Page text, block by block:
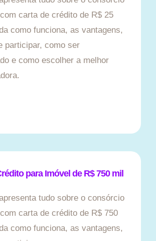
carta de crédito de R$ 25
como funciona, as vantagens,
participar, como ser
e como escolher a melhor
para Imóvel de R$ 750 mil
tudo sobre o consórcio
carta de crédito de R$ 750
como funciona, as vantagens,